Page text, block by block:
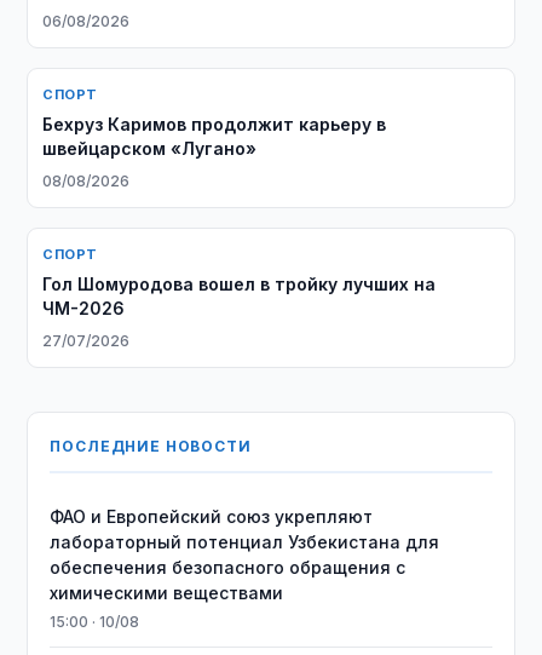
06/08/2026
СПОРТ
Бехруз Каримов продолжит карьеру в
швейцарском «Лугано»
08/08/2026
СПОРТ
Гол Шомуродова вошел в тройку лучших на
ЧМ-2026
27/07/2026
ПОСЛЕДНИЕ НОВОСТИ
ФАО и Европейский союз укрепляют
лабораторный потенциал Узбекистана для
обеспечения безопасного обращения с
химическими веществами
15:00 · 10/08